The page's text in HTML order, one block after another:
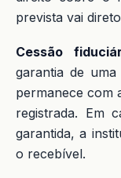
prevista vai
Cessão
garantia de
permanece com
registrada. Em
garantida, a
o recebível.